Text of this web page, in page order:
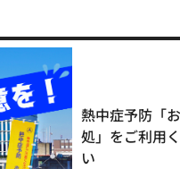
熱中症予防「
処」をご利用
い